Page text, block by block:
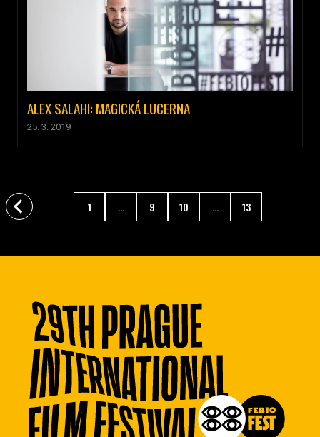
ALEX SALAHI: MAGICKÁ LUCERNA
25. 3. 2019
1 ... 9 10 ... 13